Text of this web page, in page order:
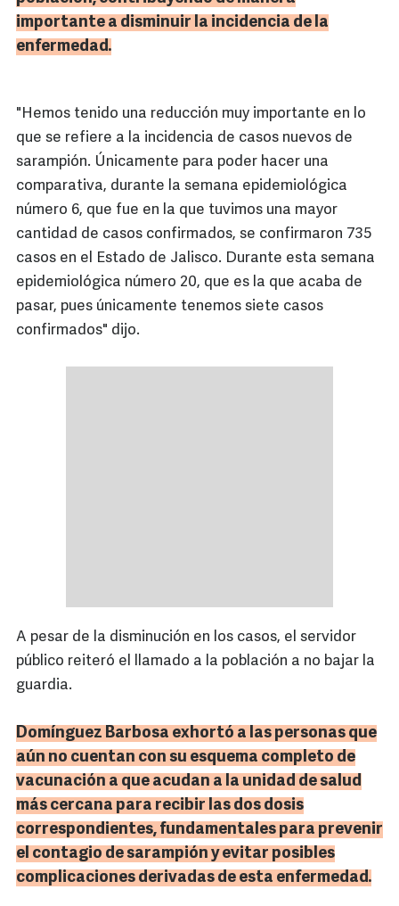
importante a disminuir la incidencia de la
enfermedad.
"Hemos tenido una reducción muy importante en lo
que se refiere a la incidencia de casos nuevos de
sarampión. Únicamente para poder hacer una
comparativa, durante la semana epidemiológica
número 6, que fue en la que tuvimos una mayor
cantidad de casos confirmados, se confirmaron 735
casos en el Estado de Jalisco. Durante esta semana
epidemiológica número 20, que es la que acaba de
pasar, pues únicamente tenemos siete casos
confirmados" dijo.
A pesar de la disminución en los casos, el servidor
público reiteró el llamado a la población a no bajar la
guardia.
Domínguez Barbosa exhortó a las personas que
aún no cuentan con su esquema completo de
vacunación a que acudan a la unidad de salud
más cercana para recibir las dos dosis
correspondientes, fundamentales para prevenir
el contagio de sarampión y evitar posibles
complicaciones derivadas de esta enfermedad.